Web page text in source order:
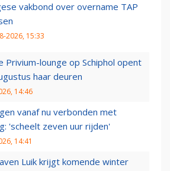
vakbond over overname TAP
2026, 15:33
Privium-lounge op Schiphol opent
haar deuren
14:46
vanaf nu verbonden met
'scheelt zeven uur rijden'
14:41
Luik krijgt komende winter